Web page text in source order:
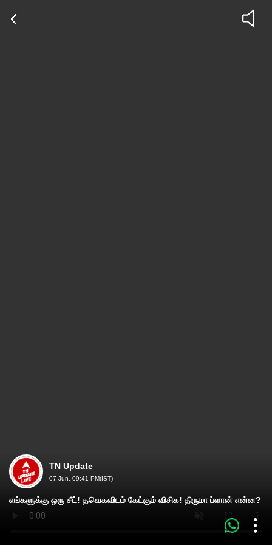
TN Update
07 Jun, 09:41 PM(IST)
எங்களுக்கு ஒரு சீட்! தவெகவிடம் கேட்கும் விசிக! திருமா ப்ளான் என்ன?